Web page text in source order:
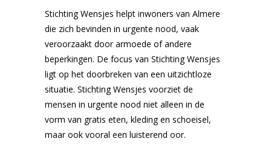
Stichting Wensjes helpt inwoners van Almere
die zich bevinden in urgente nood, vaak
veroorzaakt door armoede of andere
beperkingen. De focus van Stichting Wensjes
ligt op het doorbreken van een uitzichtloze
situatie. Stichting Wensjes voorziet de
mensen in urgente nood niet alleen in de
vorm van gratis eten, kleding en schoeisel,
maar ook vooral een luisterend oor.